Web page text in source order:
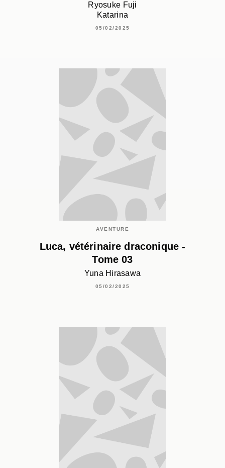
Ryosuke Fuji
Katarina
05/02/2025
AVENTURE
Luca, vétérinaire draconique -
Tome 03
Yuna Hirasawa
05/02/2025